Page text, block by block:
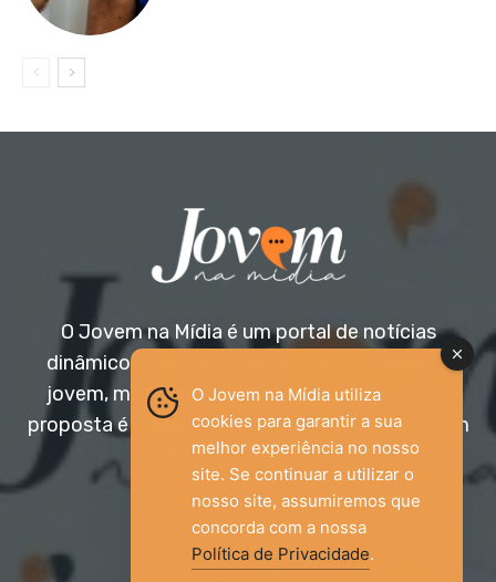
O Jovem na Mídia é um portal de notícias
dinâmico e acessível, voltado para o público
jovem, mas aberto a todas as idades. Nossa
proposta é trazer informação relevante com um
olhar diferenciado.
Entre em contato:
jovemnamidia2017@gmail.com
O Jovem na Mídia utiliza
cookies para garantir a sua
melhor experiência no nosso
site. Se continuar a utilizar o
nosso site, assumiremos que
concorda com a nossa
Política de Privacidade.